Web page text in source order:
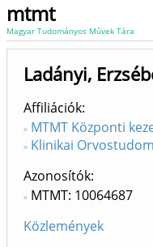
mtmt
Magyar Tudományos Művek Tára
Ladányi,
Affiliációk
MTMT Központi
Klinikai
Azonosítók
MTMT: 10064687
Közlemények